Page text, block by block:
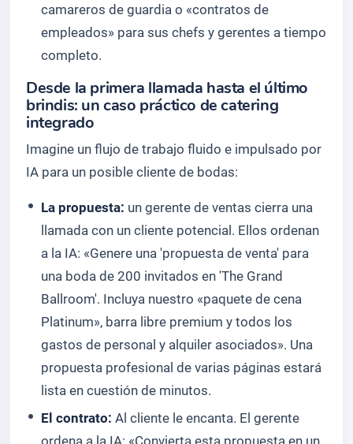
camareros de guardia o «contratos de
empleados» para sus chefs y gerentes a tiempo
completo.
Desde la primera llamada hasta el último
brindis: un caso práctico de catering
integrado
Imagine un flujo de trabajo fluido e impulsado por
IA para un posible cliente de bodas:
La propuesta: un gerente de ventas cierra una
llamada con un cliente potencial. Ellos ordenan
a la IA: «Genere una 'propuesta de venta' para
una boda de 200 invitados en 'The Grand
Ballroom'. Incluya nuestro «paquete de cena
Platinum», barra libre premium y todos los
gastos de personal y alquiler asociados». Una
propuesta profesional de varias páginas estará
lista en cuestión de minutos.
El contrato: Al cliente le encanta. El gerente
ordena a la IA: «Convierta esta propuesta en un